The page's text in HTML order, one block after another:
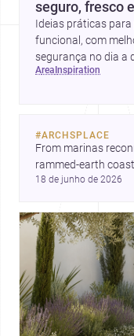
seguro, fresco
Ideias práticas
funcional, com
segurança no dia a
area inspiration
#ARCHSPLACE
From marinas
rammed-earth
area, these
18 de junho de 2026